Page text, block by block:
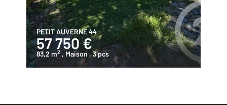
PETIT AUVERNE 44
57 750 €
83,2 m2 , Maison, 3 pcs